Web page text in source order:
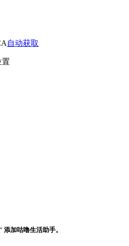
自动获取
置
" 添加咕噜生活助手。